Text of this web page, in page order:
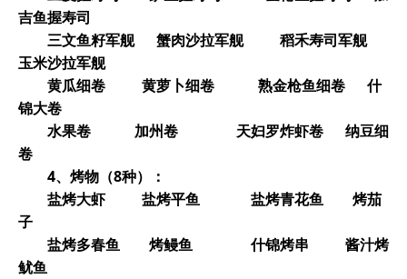
吉鱼握寿司
三文鱼籽军舰 蟹肉沙拉军舰 稻禾寿司军舰
玉米沙拉军舰
黄瓜细卷 黄萝卜细卷 熟金枪鱼细卷 什
锦大卷
水果卷 加州卷 天妇罗炸虾卷 纳豆细
卷
4、烤物（8种）：
盐烤大虾 盐烤平鱼 盐烤青花鱼 烤茄
子
盐烤多春鱼 烤鳗鱼 什锦烤串 酱汁烤
鱿鱼